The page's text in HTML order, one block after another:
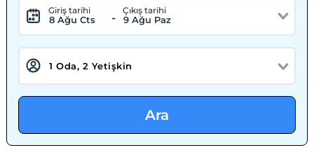
Giriş tarihi
8 Ağu Cts -
Çıkış tarihi
9 Ağu Paz
Ara